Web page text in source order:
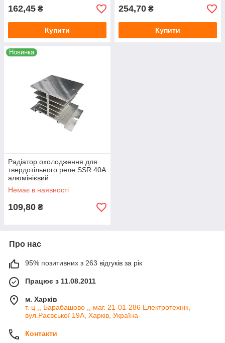
162,45 ₴
Купити
254,70 ₴
Купити
Новинка
Радіатор охолодження для
твердотільного реле SSR 40А
алюмінієвий
Немає в наявності
109,80 ₴
Про нас
95% позитивних з 263 відгуків за рік
Працює з 11.08.2011
м. Харків
т. ц ,, Барабашово ,, маг. 21-01-286 Електротехнік,
вул.Раєвської 19А, Харків, Україна
Контакти